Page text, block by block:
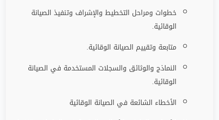
خطوات ومراحل التخطيط والإشراف وتنفيذ الصيانة
الوقائية.
متابعة وتقييم الصيانة الوقائية.
النماذج والوثائق والسجلات المستخدمة في الصيانة
الوقائية.
الأخطاء الشائعة في الصيانة الوقائية